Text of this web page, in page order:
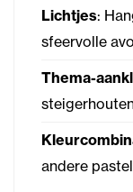
Lichtjes:
sfeervolle
Thema-
andere